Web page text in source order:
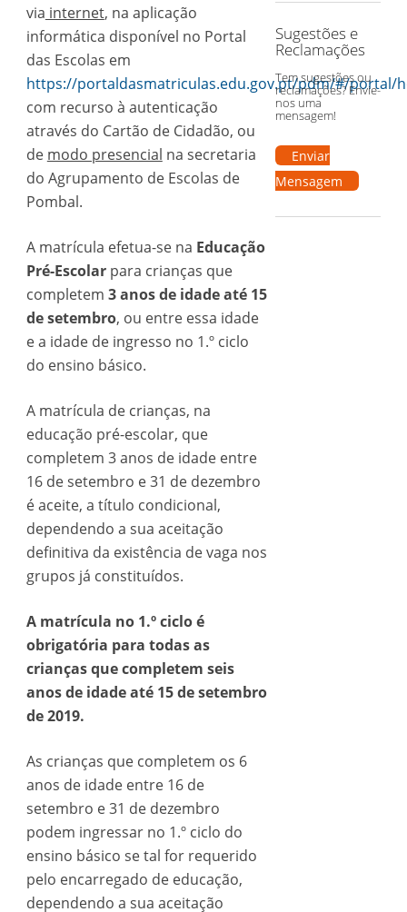
via internet, na aplicação
informática disponível no Portal
das Escolas em
https://portaldasmatriculas.edu.gov.pt/pdm/#/portal/
com recurso à autenticação
através do Cartão de Cidadão, ou
de modo presencial na secretaria
do Agrupamento de Escolas de
Pombal.
A matrícula efetua-se na Educação
Pré-Escolarpara crianças que
completem 3 anos de idade até 15
de setembro, ou entre essa idade
e a idade de ingresso no 1.º ciclo
do ensino básico.
A matrícula de crianças, na
educação pré-escolar, que
completem 3 anos de idade entre
16 de setembro e 31 de dezembro
é aceite, a título condicional,
dependendo a sua aceitação
definitiva da existência de vaga nos
grupos já constituídos.
A matrícula no 1.º ciclo é
obrigatória para todas as
crianças que completem seis
anos de idade até 15 de setembro
de 2019.
As crianças que completem os 6
anos de idade entre 16 de
setembro e 31 de dezembro
podem ingressar no 1.º ciclo do
ensino básico se tal for requerido
pelo encarregado de educação,
dependendo a sua aceitação
Sugestões e
Reclamações
Tem sugestões ou
reclamações? Envie-
nos uma
mensagem!
Enviar
Mensagem